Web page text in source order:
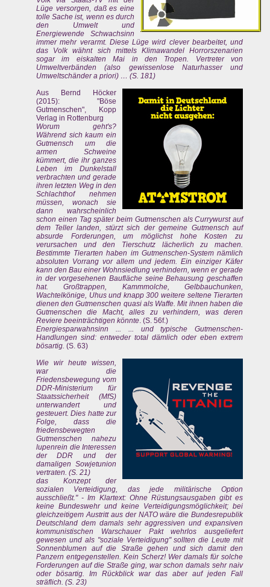
Lüge versorgen, daß es eine
tolle Sache ist, wenn es durch
den Umwelt und
Energiewende Schwachsinn
immer mehr verarmt. Diese Lüge wird clever bearbeitet, und
das Volk wähnt sich mittels Klimawandel Horrorszenarien
sogar im eiskalten Mai in den Tropen. Vertreter von
Umweltverbänden (also gewissenlose Naturhasser und
Umweltschänder a priori) … (S. 181)
Aus Bernd Höcker
(2015): "Böse
Gutmenschen", Kopp
Verlag in Rottenburg
Worum geht's?
Während sich kaum ein
Gutmensch um die
armen Schweine
kümmert, die ihr ganzes
Leben im Dunkelstall
verbrachten und gerade
ihren letzten Weg in den
Schlachthof nehmen
müssen, wonach sie
dann wahrscheinlich
schon einen Tag später beim Gutmenschen als Currywurst auf
dem Teller landen, stürzt sich der gemeine Gutmensch auf
absurde Forderungen, um möglichst hohe Kosten zu
verursachen und den Tierschutz lächerlich zu machen.
Bestimmte Tierarten haben im Gutmenschen-System nämlich
absoluten Vorrang vor allem und jedem. Ein einziger Käfer
kann den Bau einer Wohnsiedlung verhindern, wenn er gerade
in der vorgesehenen Baufläche seine Behausung geschaffen
hat. Großtrappen, Kammmolche, Gelbbauchunken,
Wachtelkönige, Uhus und knapp 300 weitere seltene Tierarten
dienen den Gutmenschen quasi als Waffe. Mit ihnen haben die
Gutmenschen die Macht, alles zu verhindern, was deren
Reviere beeinträchtigen könnte . (S. 56f.)
Energiesparwahnsinn ... ... und typische Gutmenschen-
Handlungen sind: entweder total dämlich oder eben extrem
bösartig. (S. 63)
Wie wir heute wissen,
war die
Friedensbewegung vom
DDR-Ministerium für
Staatssicherheit (MfS)
unterwandert und
gesteuert. Dies hatte zur
Folge, dass die
friedensbewegten
Gutmenschen nahezu
lupenrein die Interessen
der DDR und der
damaligen Sowjetunion
vertraten. (S. 21)
das Konzept der
sozialen Verteidigung, das jede militärische Option
ausschließt." - Im Klartext: Ohne Rüstungsausgaben gibt es
keine Bundeswehr und keine Verteidigungsmöglichkeit; bei
gleichzeitigem Austritt aus der NATO wäre die Bundesrepublik
Deutschland dem damals sehr aggressiven und expansiven
kommunistischen Warschauer Pakt wehrlos ausgeliefert
gewesen und als "soziale Verteidigung" sollten die Leute mit
Sonnenblumen auf die Straße gehen und sich damit den
Panzern entgegenstellen. Kein Scherz! Wer damals für solche
Forderungen auf die Straße ging, war schon damals sehr naiv
oder bösartig. Im Rückblick war das aber auf jeden Fall
sträflich. (S. 23)